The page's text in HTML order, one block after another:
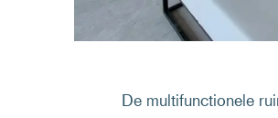
De multifunctionele